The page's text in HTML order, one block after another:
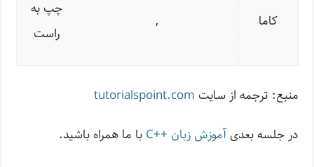
کاما ,
چپ به
راست
منبع: ترجمه از سایت tutorialspoint.com
در جلسه بعدیآموزش زبان ++C با ما همراه باشید.